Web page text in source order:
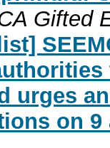
Gifted
urges
on 9